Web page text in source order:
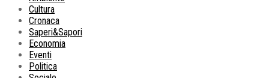
Cultura
Cronaca
Saperi&Sapori
Economia
Eventi
Politica